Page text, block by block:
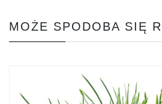
MOŻE SPODOBA SIĘ